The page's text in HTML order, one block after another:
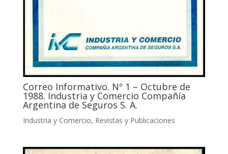
Correo Informativo. Nº 1 – Octubre de
1988. Industria y Comercio Compañía
Argentina de Seguros S. A.
Industria y Comercio, Revistas y Publicaciones